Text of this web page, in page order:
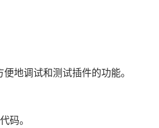
地调试和测试插件的功能。
码。